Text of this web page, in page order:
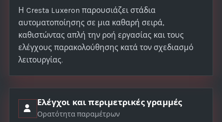
Η Cresta Luxeron παρουσιάζει στάδια
αυτοματοποίησης σε μια καθαρή σειρά,
καθιστώντας απλή την ροή εργασίας και τους
ελέγχους παρακολούθησης κατά τον σχεδιασμό
λειτουργίας.
Ελέγχοι και περιμετρικές γραμμές
Ορατότητα παραμέτρων